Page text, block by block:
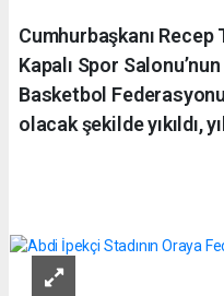
Cumhurbaşkanı Recep
Kapalı Spor
Basketbol
olacak şekilde yıkıldı,